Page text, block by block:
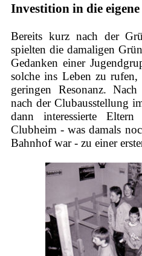
Investition in die
Bereits kurz nach der
spielten die damaligen
Gedanken einer
solche ins Leben zu rufen,
geringen Resonanz.
nach der Clubausstellung
dann interessierte
Clubheim - was damals
Bahnhof war - zu einer